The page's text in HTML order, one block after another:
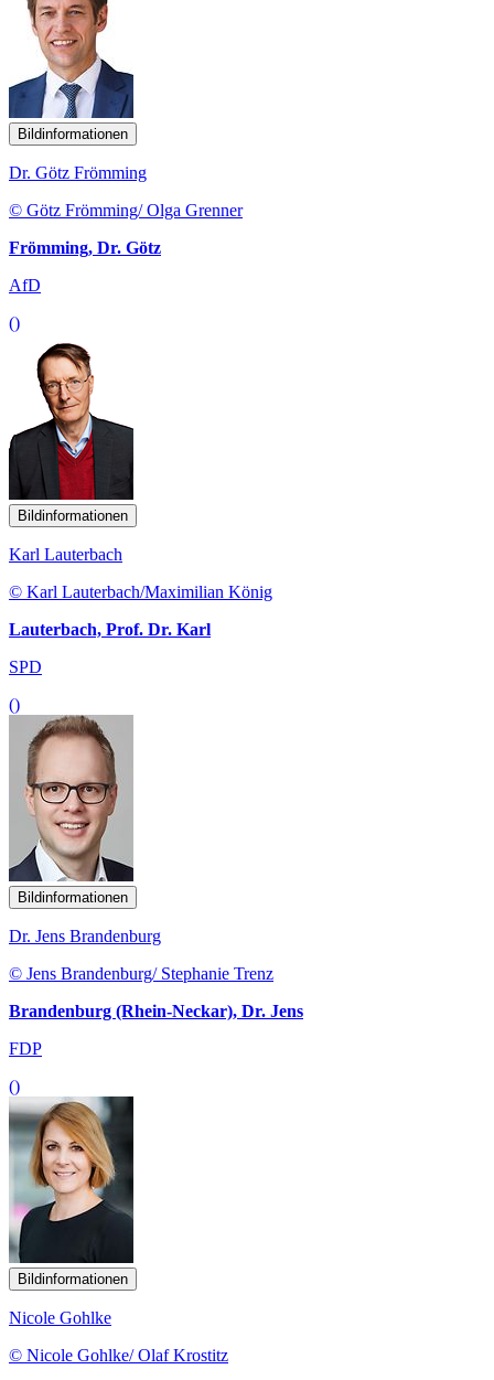
Bildinformationen
Dr. Götz Frömming
© Götz Frömming/ Olga Grenner
Frömming, Dr. Götz
AfD
()
Bildinformationen
Karl Lauterbach
© Karl Lauterbach/Maximilian König
Lauterbach, Prof. Dr. Karl
SPD
()
Bildinformationen
Dr. Jens Brandenburg
© Jens Brandenburg/ Stephanie Trenz
Brandenburg (Rhein-Neckar), Dr. Jens
FDP
()
Bildinformationen
Nicole Gohlke
© Nicole Gohlke/ Olaf Krostitz